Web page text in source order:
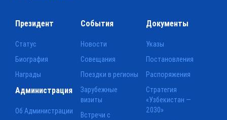
Президент
Статус
Биография
Награды
События
Новости
Совещания
Поездки в регионы
Зарубежные
визиты
Встречи с
Документы
Указы
Постановления
Распоряжения
Стратегия
«Узбекистан —
2030»
Администрация
Об Администрации